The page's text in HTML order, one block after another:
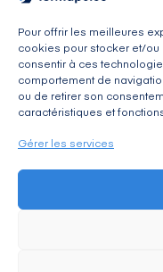
Pour offrir les meilleures
cookies pour stocker et/
consentir à ces
comportement de
ou de retirer son
caractéristiques et
Gérer les services
Mentions légales